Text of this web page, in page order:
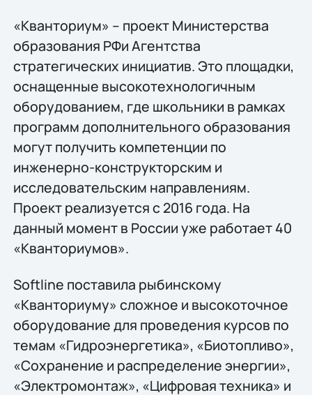
«Кванториум» – проект Министерства
образования РФи Агентства
стратегических инициатив. Это площадки,
оснащенные высокотехнологичным
оборудованием, где школьники в рамках
программ дополнительного образования
могут получить компетенции по
инженерно-конструкторским и
исследовательским направлениям.
Проект реализуется с 2016 года. На
данный момент в России уже работает 40
«Кванториумов».
Softline поставила рыбинскому
«Кванториуму» сложное и высокоточное
оборудование для проведения курсов по
темам «Гидроэнергетика», «Биотопливо»,
«Сохранение и распределение энергии»,
«Электромонтаж», «Цифровая техника» и